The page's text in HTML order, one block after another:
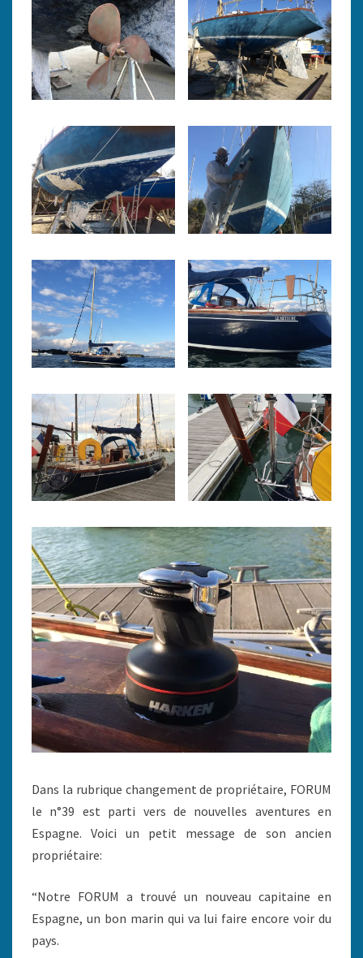
Dans la rubrique changement de propriétaire, FORUM
le n°39 est parti vers de nouvelles aventures en
Espagne. Voici un petit message de son ancien
propriétaire:
“Notre FORUM a trouvé un nouveau capitaine en
Espagne, un bon marin qui va lui faire encore voir du
pays.